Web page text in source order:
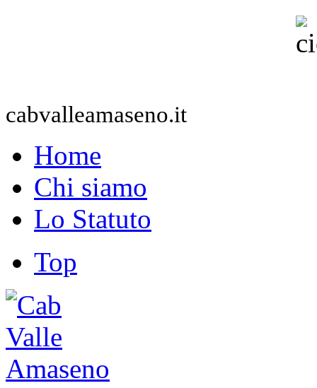
cabvalleamaseno.it
Home
Chi siamo
Lo Statuto
Top